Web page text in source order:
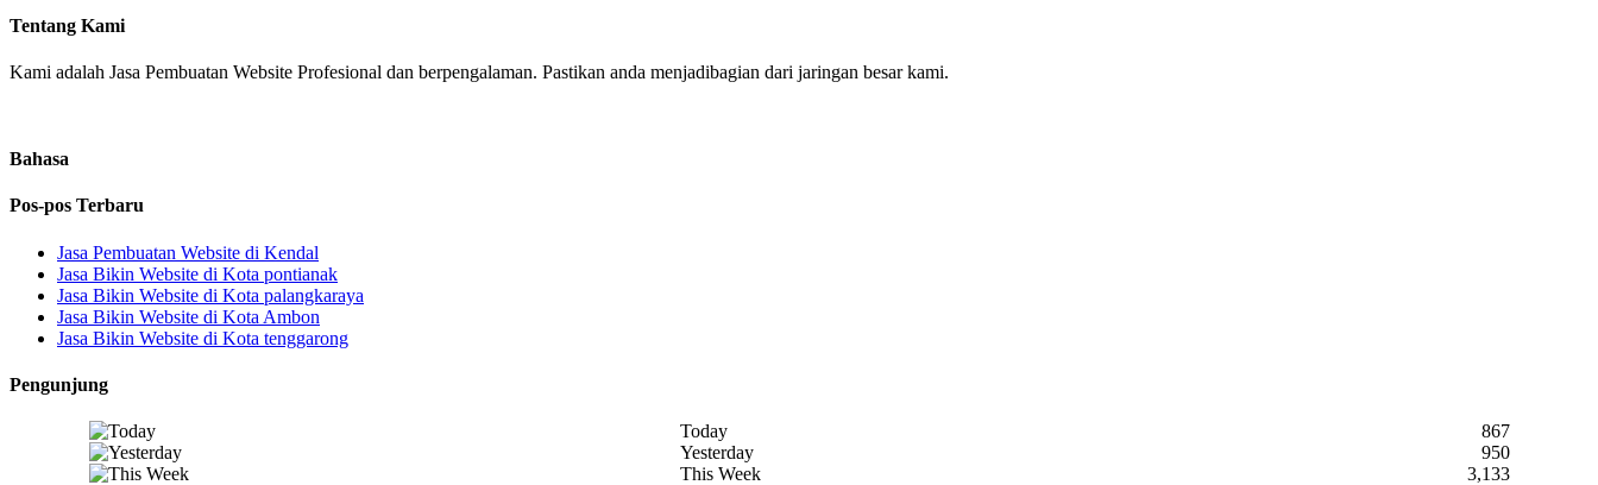
Tentang Kami
Kami adalah Jasa Pembuatan Website Profesional dan berpengalaman. Pastikan anda menjadibagian dari jaringan besar kami.
Bahasa
Pos-pos Terbaru
Jasa Pembuatan Website di Kendal
Jasa Bikin Website di Kota pontianak
Jasa Bikin Website di Kota palangkaraya
Jasa Bikin Website di Kota Ambon
Jasa Bikin Website di Kota tenggarong
Pengunjung
Today
867
Yesterday
950
This Week
3,133